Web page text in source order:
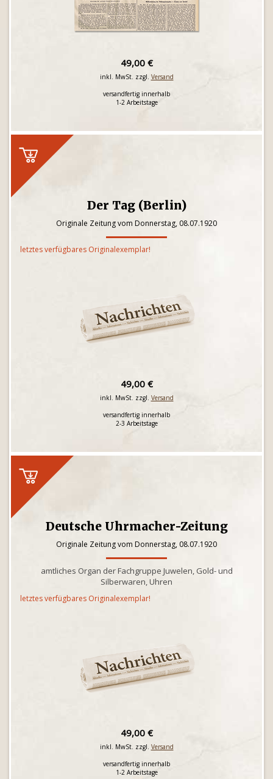
49,00 €
inkl. MwSt. zzgl. Versand
versandfertig innerhalb
1-2 Arbeitstage
Der Tag (Berlin)
Originale Zeitung vom Donnerstag, 08.07.1920
letztes verfügbares Originalexemplar!
49,00 €
inkl. MwSt. zzgl. Versand
versandfertig innerhalb
2-3 Arbeitstage
Deutsche Uhrmacher-Zeitung
Originale Zeitung vom Donnerstag, 08.07.1920
amtliches Organ der Fachgruppe Juwelen, Gold- und
Silberwaren, Uhren
letztes verfügbares Originalexemplar!
49,00 €
inkl. MwSt. zzgl. Versand
versandfertig innerhalb
1-2 Arbeitstage